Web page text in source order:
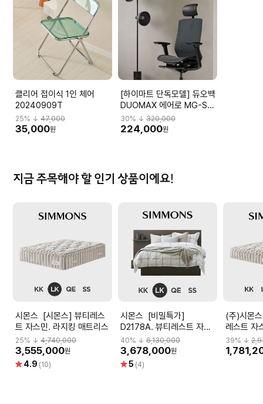
클리어 접이식 1인 체어
20240909T
25% ↓ 47,000
35,000원
[하이마트 단독모델] 듀오백
DUOMAX 에어로 MG-S-
L2 DBBMGHL3NMBN-
M59BK
30% ↓320,000
224,000원
지금 주목해야 할 인기 상품이에요!
시몬스 [시몬스] 뷰티레스
트 자스민. 라지킹 매트리스
25% ↓ 4,740,000
3,555,000원
별 4.9 (10)
시몬스 [비밀특가]
D2178A. 뷰티레스트 자스
민. 라지킹 침대
40% ↓6,130,000
3,678,000원
별5 (4)
(주)시몬스 [비밀특가]
레스트 자
트리스
39% ↓